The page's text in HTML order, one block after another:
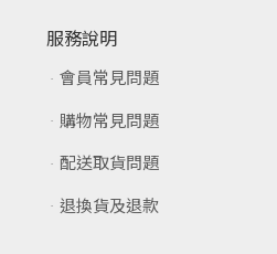
服務說明
會員常見問題
購物常見問題
配送取貨問題
退換貨及退款